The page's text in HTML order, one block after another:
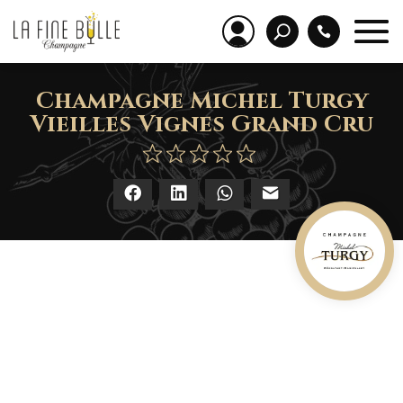
Champagne Michel Turgy
Vieilles Vignes Grand Cru
Facebook LinkedIn WhatsApp E-mail